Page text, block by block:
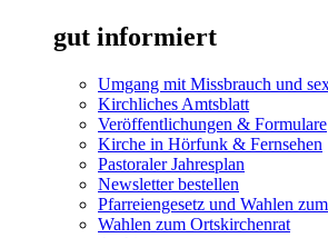
gut informiert
Umgang mit Missbrauch und
Kirchliches Amtsblatt
Veröffentlichungen & Formulare
Kirche in Hörfunk & Fernsehen
Pastoraler Jahresplan
Newsletter bestellen
Pfarreiengesetz und Wahlen
Wahlen zum Ortskirchenrat